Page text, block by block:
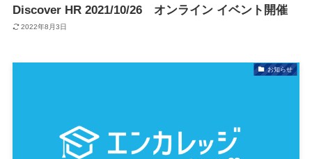
Discover HR 2021/10/26 オンライン イベント開催
2022年8月3日
お知らせ